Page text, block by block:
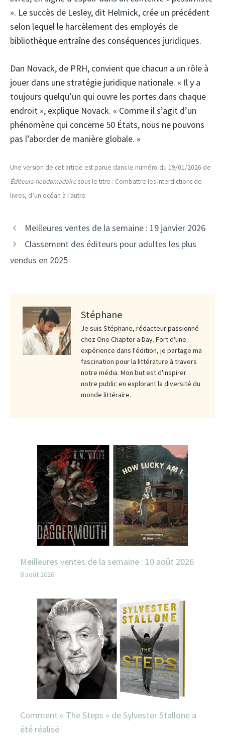
». Le succès de Lesley, dit Helmick, crée un précédent
selon lequel le harcèlement des employés de
bibliothèque entraîne des conséquences juridiques.
Dan Novack, de PRH, convient que chacun a un rôle à
jouer dans une stratégie juridique nationale. « Il y a
toujours quelqu’un qui ouvre les portes dans chaque
endroit », explique Novack. « Comme il s’agit d’un
phénomène qui concerne 50 États, nous ne pouvons
pas l’aborder de manière globale. »
Une version de cet article est parue dans le numéro du 19/01/2026 de
Éditeurs hebdomadairesous le titre : Combattre les interdictions de
livres, d’un océan à l’autre
Meilleures ventes de la semaine : 19 janvier 2026
Classement des éditeurs pour adultes les plus
vendus en 2025
Stéphane
Je suis Stéphane, rédacteur passionné
chez One Chapter a Day. Fort d'une
expérience dans l'édition, je partage ma
fascination pour la littérature à travers
notre média. Mon but est d'inspirer
notre public en explorant la diversité du
monde littéraire.
Meilleures ventes de la semaine : 10 août 2026
8 août 2026
Comment « The Steps » de Sylvester Stallone a
été réalisé